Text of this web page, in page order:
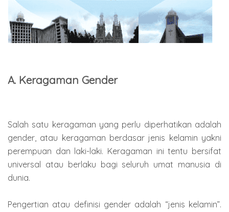
A. Keragaman Gender
Salah satu keragaman yang perlu diperhatikan adalah
gender, atau keragaman berdasar jenis kelamin yakni
perempuan dan laki-laki. Keragaman ini tentu bersifat
universal atau berlaku bagi seluruh umat manusia di
dunia.
Pengertian atau definisi gender adalah “jenis kelamin”.